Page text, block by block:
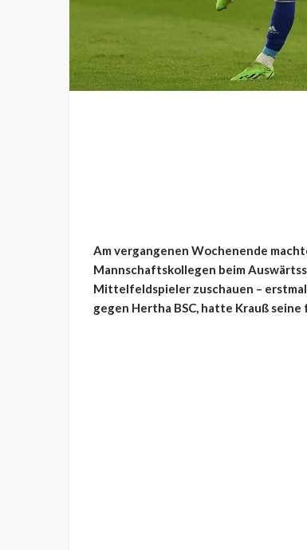
Am vergangenen Wochenende
Mannschaftskollegen beim
Mittelfeldspieler zuschauen –
gegen Hertha BSC, hatte Krauß